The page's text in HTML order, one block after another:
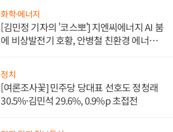
화학·에너지
[김민정 기자의 '코스뽀'] 지엔씨에너지 AI 붐
에 비상발전기 호황, 안병철 친환경 에너지
정치
[여론조사꽃] 민주당 당대표 선호도 정청래
30.5%·김민석 29.6%, 0.9%p 초접전